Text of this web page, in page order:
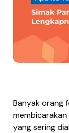
Banyak orang
yang sering